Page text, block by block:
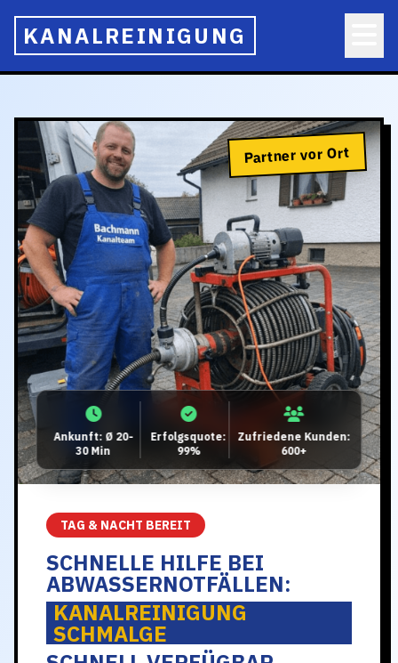
KANALREINIGUNG
Partner vor Ort
Ankunft: Ø 20-
30 Min
Erfolgsquote:
99%
Zufriedene Kunden:
600+
TAG & NACHT BEREIT
SCHNELLE HILFE BEI
ABWASSERNOTFÄLLEN:
KANALREINIGUNG
SCHMALGE